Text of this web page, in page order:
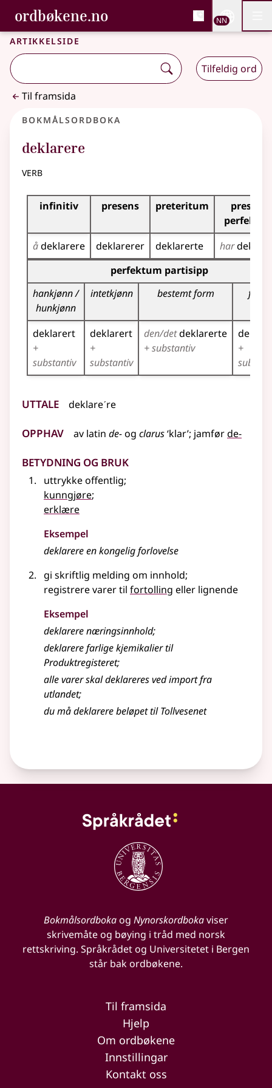
Gå til hovudinnhald
Tilgjenge
ordbøkene.no, Bokmålsordboka og
Bokmålsordboka og Nynorskordboka
NN
Artikkelside
Tilfeldig ord
Til framsida
Bokmålsordboka
deklarere
verb
Bøyingstabell for dette verbet
infinitiv presens preteritum
presens
ådeklarere deklarerer deklarerte har
Bøyingstabell for dette verbet (partisippformer)
perfektum partisipp
hankjønn /
hunkjønn
intetkjønn bestemt form
deklarert
+
substantiv
deklarert
+
substantiv
den/detdeklarerte
+ substantiv
+
Uttale deklareˊre
Opphav av latin de-og clarus‘klar’; jamførde-
Betydning og bruk
uttrykke offentlig;
kunngjøre;
erklære
Eksempel
deklarere en kongelig forlovelse
gi skriftlig melding om innhold;
registrere varer til fortolling eller lignende
Eksempel
deklarere næringsinnhold;
deklarere farlige kjemikalier til
Produktregisteret;
alle varer skal deklareres ved import fra
utlandet;
du må deklarere beløpet til Tollvesenet
Bokmålsordbokaog Nynorskordbokaviser
skrivemåte og bøying i tråd med norsk
rettskriving. Språkrådet og Universitetet i Bergen
står bak ordbøkene.
Til framsida
Hjelp
Om ordbøkene
Innstillingar
Kontakt oss